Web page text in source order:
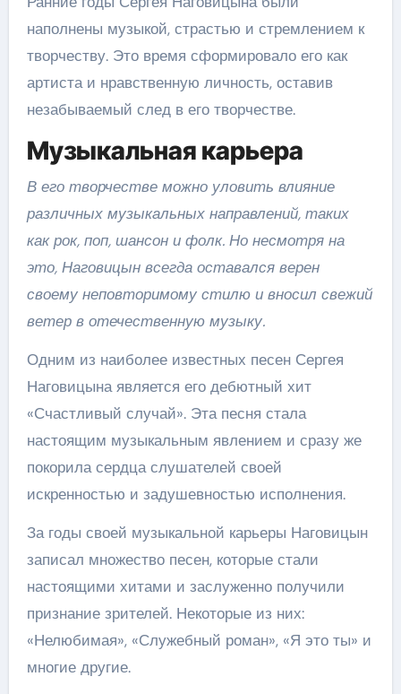
наполнены музыкой, страстью и стремлением к
творчеству. Это время сформировало его как
артиста и нравственную личность, оставив
незабываемый след в его творчестве.
Музыкальная карьера
В его творчестве можно уловить влияние
различных музыкальных направлений, таких
как рок, поп, шансон и фолк. Но несмотря на
это, Наговицын всегда оставался верен
своему неповторимому стилю и вносил свежий
ветер в отечественную музыку.
Одним из наиболее известных песен Сергея
Наговицына является его дебютный хит
«Счастливый случай». Эта песня стала
настоящим музыкальным явлением и сразу же
покорила сердца слушателей своей
искренностью и задушевностью исполнения.
За годы своей музыкальной карьеры Наговицын
записал множество песен, которые стали
настоящими хитами и заслуженно получили
признание зрителей. Некоторые из них:
«Нелюбимая», «Служебный роман», «Я это ты» и
многие другие.